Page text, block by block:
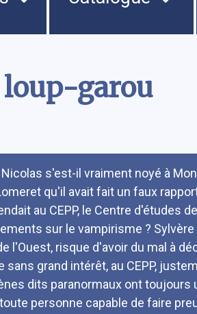
garou
s'est-il vraiment noyé à
qu'il avait fait un faux
au CEPP, le Centre d'études
sur le vampirisme ?
l'Ouest, risque d'avoir du mal à
sans grand intérêt, au CEPP,
dits paranormaux ont
personne capable de faire